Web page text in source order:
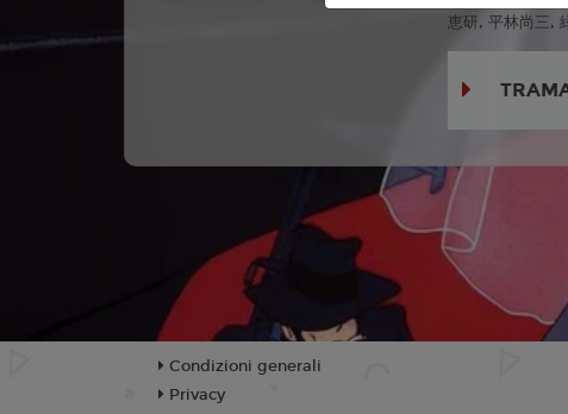
恵研, 平林尚三,
Condizioni generali
Privacy